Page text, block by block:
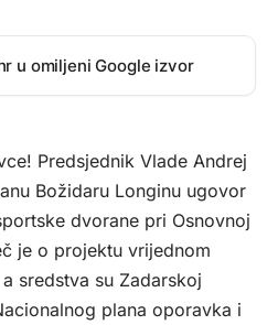
u omiljeni Google izvor
Predsjednik Vlade Andrej
Božidaru Longinu ugovor
dvorane pri Osnovnoj
je o projektu vrijednom
sredstva su Zadarskoj
plana oporavka i